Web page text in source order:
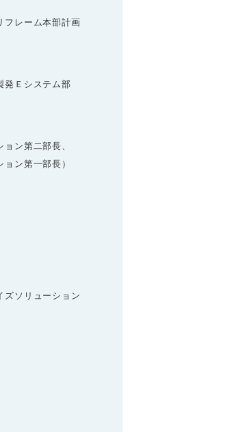
フレーム本部計画
発Ｅシステム部
ン第二部長、
ン第一部長）
ズソリューション